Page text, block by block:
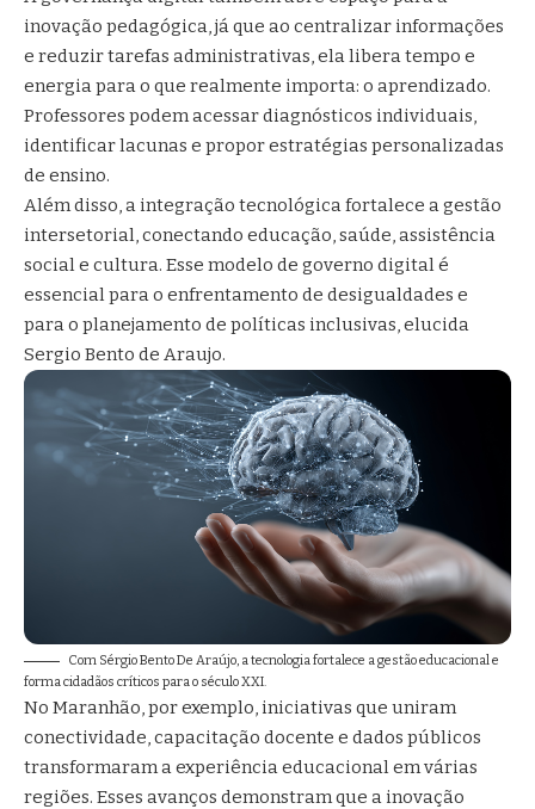
inovação pedagógica, já que ao centralizar informações
e reduzir tarefas administrativas, ela libera tempo e
energia para o que realmente importa: o aprendizado.
Professores podem acessar diagnósticos individuais,
identificar lacunas e propor estratégias personalizadas
de ensino.
Além disso, a integração tecnológica fortalece a gestão
intersetorial, conectando educação, saúde, assistência
social e cultura. Esse modelo de governo digital é
essencial para o enfrentamento de desigualdades e
para o planejamento de políticas inclusivas, elucida
Sergio Bento de Araujo.
Com Sérgio Bento De Araújo, a tecnologia fortalece a gestão educacional e
forma cidadãos críticos para o século XXI.
No Maranhão, por exemplo, iniciativas que uniram
conectividade, capacitação docente e dados públicos
transformaram a experiência educacional em várias
regiões. Esses avanços demonstram que a inovação